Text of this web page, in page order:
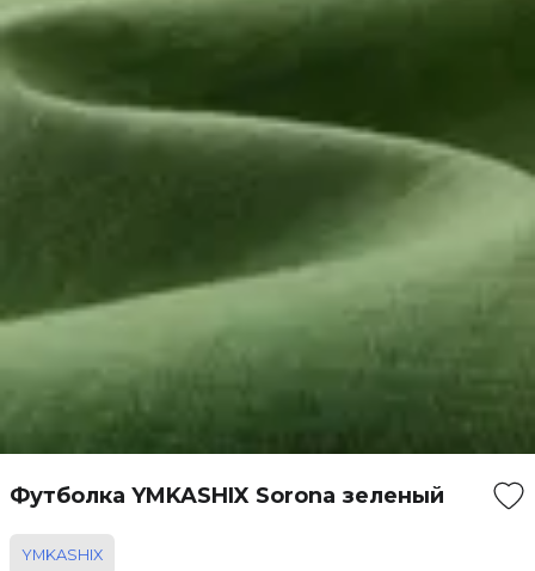
Футболка YMKASHIX Sorona зеленый
YMKASHIX